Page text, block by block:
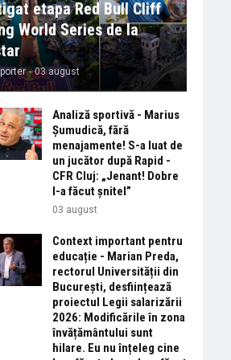
etapa Red Bull Cliff
World Series de la
- 03 august
Analiză sportivă - Marius
Șumudică, fără
menajamente! S-a luat de
un jucător după Rapid -
CFR Cluj: „Jenant! Dobre
l-a făcut șnitel”
03 august
Context important pentru
educație - Marian Preda,
rectorul Universității din
București, desființează
proiectul Legii salarizării
2026: Modificările în zona
învățământului sunt
hilare. Eu nu înțeleg cine